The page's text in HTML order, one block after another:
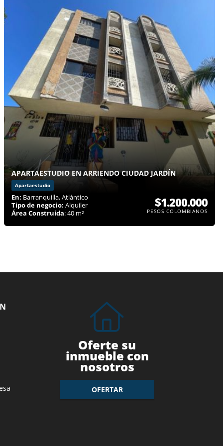
APARTAESTUDIO EN ARRIENDO CIUDAD JARDÍN
Apartaestudio
En: Barranquilla, Atlántico
Tipo de negocio: Alquiler
Área Construida: 40 m²
$1.200.000
PESOS COLOMBIANOS
Oferte su
inmueble con
nosotros
OFERTAR